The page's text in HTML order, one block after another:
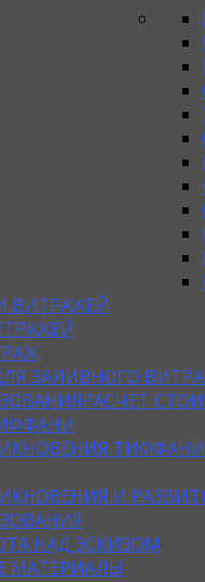
ВИТРАЖЕЙ
ЗАЛИВНОГО
РАСЧЕТ
ТИФФАНИ
И
НАД ЭСКИЗОМ
МАТЕРИАЛЫ